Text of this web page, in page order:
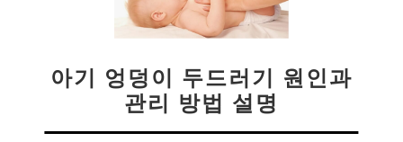
아기 엉덩이 두드러기 원인과
관리 방법 설명